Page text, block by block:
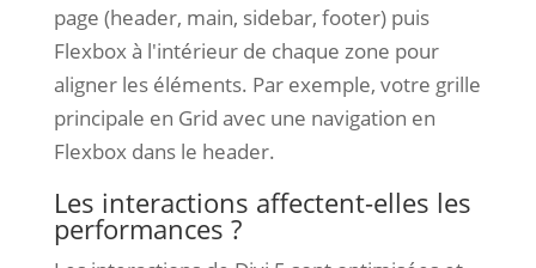
page (header, main, sidebar, footer) puis
Flexbox à l'intérieur de chaque zone pour
aligner les éléments. Par exemple, votre grille
principale en Grid avec une navigation en
Flexbox dans le header.
Les interactions affectent-elles les
performances ?